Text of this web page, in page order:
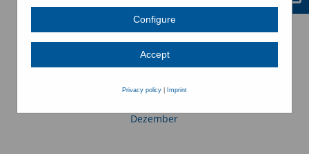
Mai
Juni
Juli
August
September
Oktober
Dezember
Configure
Accept
Privacy policy Imprint